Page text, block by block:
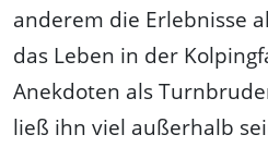
anderem die Erlebnisse
das Leben in der
Anekdoten als
ließ ihn viel außerhalb